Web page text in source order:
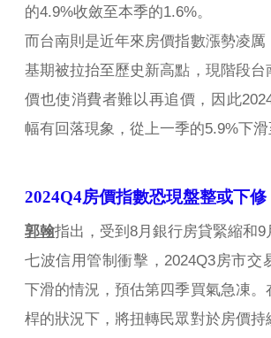
的4.9%收斂至本季的1.6%。
而台南則是近年來房價指數漲勢凌厲
基期被拉抬至歷史新高點，現階段台
價也使消費者難以再追價，因此
幅有回落現象，從上一季的5.9%下滑
2024Q4房價指數恐現盤整或下修
郭翰指出，受到8月銀行房貸緊縮和
七波信用管制衝擊，2024Q3房市交
下滑的情況，預估第四季買氣急凍。
桿的狀況下，將扭轉民眾對於房價持